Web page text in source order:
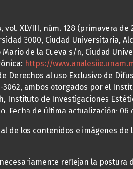
, vol. XLVIII, núm. 128 (primavera
3000, Ciudad Universitaria,
de la Cueva s/n, Ciudad
https://
Derechos al uso Exclusivo de
3062, ambos otorgados por el
Instituto de Investigaciones
Fecha de última actualización: 06
de los contenidos e imágenes
reflejan la postura